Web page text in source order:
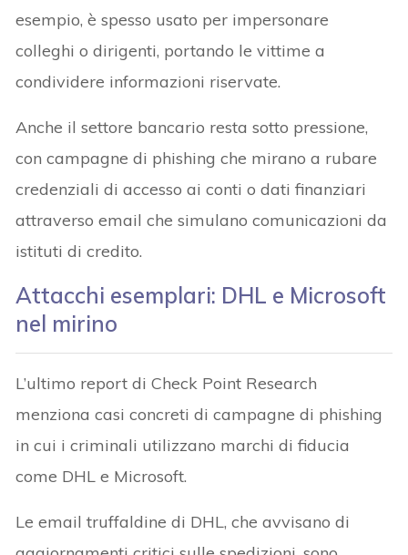
esempio, è spesso usato per impersonare
colleghi o dirigenti, portando le vittime a
condividere informazioni riservate.
Anche il settore bancario resta sotto pressione,
con campagne di phishing che mirano a rubare
credenziali di accesso ai conti o dati finanziari
attraverso email che simulano comunicazioni da
istituti di credito.
Attacchi esemplari: DHL e Microsoft
nel mirino
L’ultimo report di Check Point Research
menziona casi concreti di campagne di phishing
in cui i criminali utilizzano marchi di fiducia
come DHL e Microsoft.
Le email truffaldine di DHL, che avvisano di